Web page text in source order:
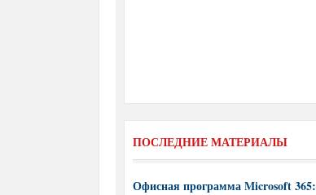
ПОСЛЕДНИЕ МАТЕРИАЛЫ
Офисная программа Microsoft 365: